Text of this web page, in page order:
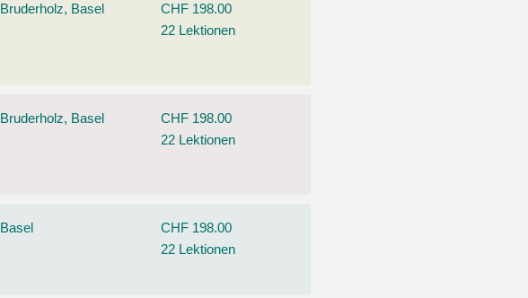
Bruderholz, Basel
CHF 198.00
22 Lektionen
Bruderholz, Basel
CHF 198.00
22 Lektionen
Basel
CHF 198.00
22 Lektionen